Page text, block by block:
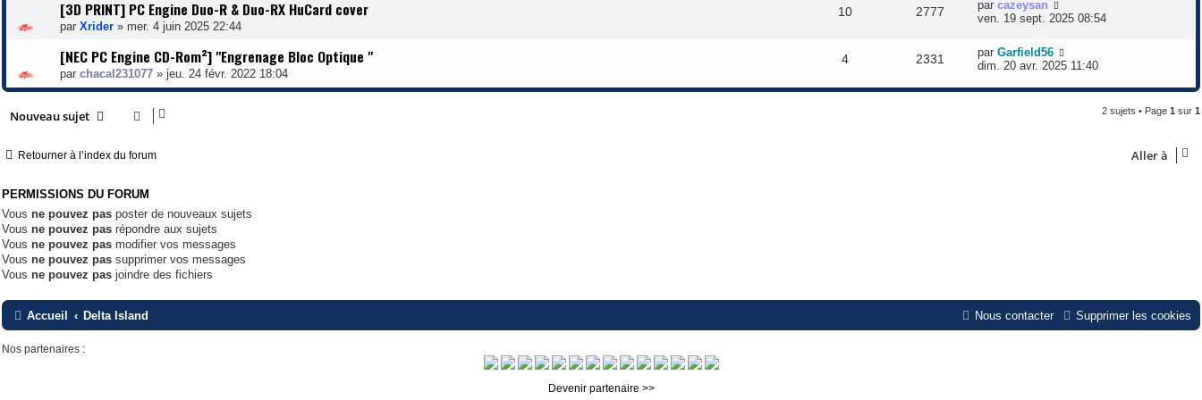
[3D PRINT] PC Engine Duo-R & Duo-RX HuCard cover
par Xrider » mer. 4 juin 2025 22:44
10R
o
2777
s
D
e
i
e
r
par cazeysan
ven. 19 sept. 2025 08:54
[NEC PC Engine CD-Rom²] "Engrenage Bloc Optique "
par chacal231077 » jeu. 24 févr. 2022 18:04
4R
é
2331
u
D
e
n
par Garfield56
dim. 20 avr. 2025 11:40
Nouveau sujet 2 sujets • Page 1 sur 1
Retourner à l’index du forum Aller à
PERMISSIONS DU FORUM
Vous ne pouvez pas poster de nouveaux sujets
Vous ne pouvez pas répondre aux sujets
Vous ne pouvez pas modifier vos messages
Vous ne pouvez pas supprimer vos messages
Vous ne pouvez pas joindre des fichiers
Accueil Delta Island Supprimer les cookies
Nous contacter
Nos partenaires :
Devenir partenaire >>